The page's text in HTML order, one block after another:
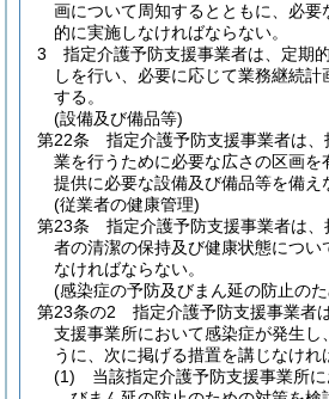
画について周知するとともに、必要
的に実施しなければならない。
3
指定介護予防支援事業者は、定期
しを行い、必要に応じて業務継続計
する。
(設備及び備品等)
第22条
指定介護予防支援事業者は
業を行うために必要な広さの区画を
提供に必要な設備及び備品等を備え
(従業者の健康管理)
第23条
指定介護予防支援事業者は
者の清潔の保持及び健康状態につい
なければならない。
(感染症の予防及びまん延の防止の
第23条の2
指定介護予防支援事業者
支援事業所において感染症が発生し
うに、次に掲げる措置を講じなけれ
(1)
当該指定介護予防支援事業所